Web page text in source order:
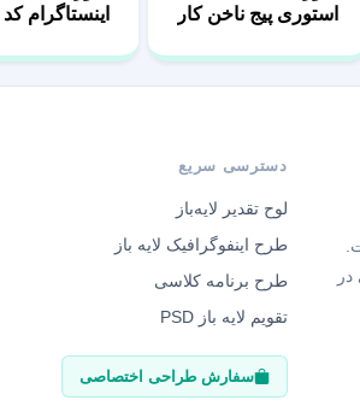
استوری پیج ناخن کار
اینستاگرام کد 2
دسترسی سریع
لوح تقدیر لایه‌باز
طرح اینفوگرافیک لایه باز
طرح برنامه کلاسی
تقویم لایه باز PSD
سفارش طراحی اختصاصی